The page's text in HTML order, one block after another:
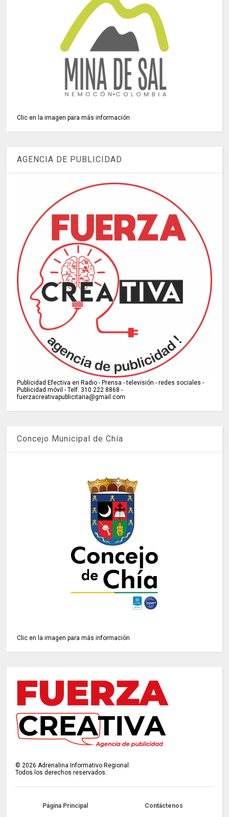
Clic en la imagen para más información
AGENCIA DE PUBLICIDAD
Publicidad Efectiva en Radio - Prensa - televisión - redes sociales -
Publicidad móvil - Telf: 310 222 8868 -
fuerzacreativapublicitaria@gmail.com
Concejo Municipal de Chía
Clic en la imagen para más información
©2026 Adrenalina Informativo Regional
Todos los derechos reservados.
Página Principal Contáctenos